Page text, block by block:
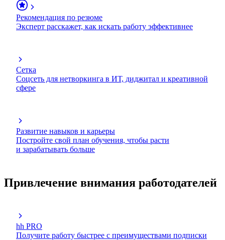
Рекомендация по резюме
Эксперт расскажет, как искать работу эффективнее
Сетка
Соцсеть для нетворкинга в ИТ, диджитал и креативной
сфере
Развитие навыков и карьеры
Постройте свой план обучения, чтобы расти
и зарабатывать больше
Привлечение внимания работодателей
hh PRO
Получите работу быстрее с преимуществами подписки